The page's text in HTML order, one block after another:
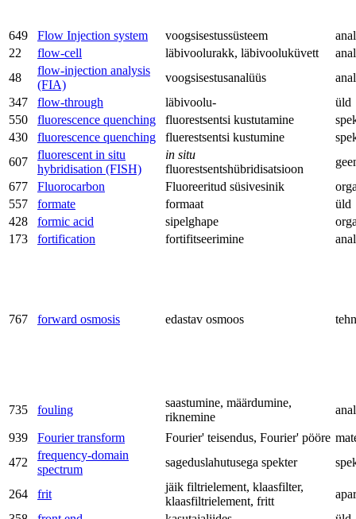
649 Flow Injection system voogsisestussüsteem
22
flow-cell läbivoolurakk, läbivooluküvett
48
flow-injection analysis
(FIA)
voogsisestusanalüüs
347
flow-through läbivoolu-
üld
550
fluorescence quenching fluorestsentsi kustutamine
430
fluorescence quenching fluerestsentsi kustumine
607
fluorescent in situ
hybridisation (FISH)
in situ
fluorestsentshübridisatsioon
677
Fluorocarbon Fluoreeritud süsivesinik
557
formate formaat
üld
428
formic acid sipelghape
173
fortification fortifitseerimine
767 forward osmosis edastav osmoos
735 fouling
saastumine, määrdumine,
riknemine
939 Fourier transform Fourier' teisendus, Fourier' pööre
472
frequency-domain
spectrum
sageduslahutusega spekter
264 frit
jäik filtrielement, klaasfilter,
klaasfiltrielement, fritt